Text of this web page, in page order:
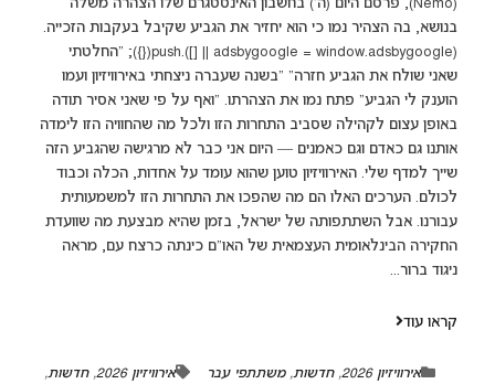
(Nemo), פרסם היום (ה') בחשבון האינסטגרם שלו הצהרה משלה
בנושא, בה הצהיר נמו כי הוא יחזיר את הגביע שקיבל בעקבות הזכייה.
(adsbygoogle = window.adsbygoogle || []).push({}); "החלטתי
שאני שולח את הגביע חזרה" "בשנה שעברה ניצחתי באירוויזיון ועמו
הוענק לי הגביע" פתח נמו את הצהרתו. "ואף על פי שאני אסיר תודה
באופן עצום לקהילה שסביב התחרות הזו ולכל מה שהחוויה הזו לימדה
אותנו גם כאדם וגם כאמנים — היום אני כבר לא מרגישה שהגביע הזה
שייך למדף שלי. האירוויזיון טוען שהוא עומד על אחדות, הכלה וכבוד
לכולם. הערכים האלו הם מה שהפכו את התחרות הזו למשמעותית
עבורנו. אבל השתתפותה של ישראל, בזמן שהיא מבצעת מה שוועדת
החקירה הבינלאומית העצמאית של האו"ם כינתה כרצח עם, מראה
ניגוד ברור...
קראו עוד
אירוויזיון 2026 ,חדשות,משתתפי עבר אירוויזיון 2026 ,חדשות,